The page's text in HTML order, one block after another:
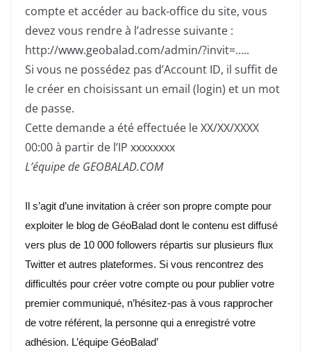
compte et accéder au back-office du site, vous
devez vous rendre à l’adresse suivante :
http://www.geobalad.com/admin/?invit=…..
Si vous ne possédez pas d’Account ID, il suffit de
le créer en choisissant un email (login) et un mot
de passe.
Cette demande a été effectuée le XX/XX/XXXX
00:00 à partir de l’IP xxxxxxxx
L’équipe de GEOBALAD.COM
Il s’agit d’une invitation à créer son propre compte pour
exploiter le blog de GéoBalad dont le contenu est diffusé
vers plus de 10 000 followers répartis sur plusieurs flux
Twitter et autres plateformes. Si vous rencontrez des
difficultés pour créer votre compte ou pour publier votre
premier communiqué, n’hésitez-pas à vous rapprocher
de votre référent, la personne qui a enregistré votre
adhésion. L’équipe GéoBalad’